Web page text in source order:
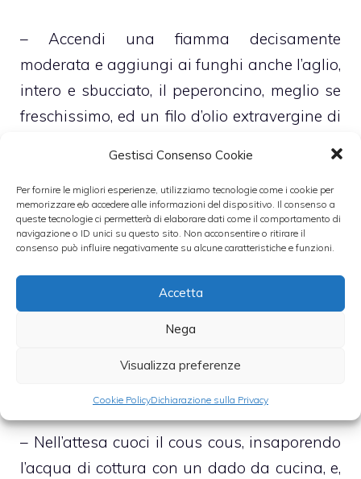
Gestisci Consenso Cookie
Per fornire le migliori esperienze, utilizziamo tecnologie come i cookie per
memorizzare e/o accedere alle informazioni del dispositivo. Il consenso a
queste tecnologie ci permetterà di elaborare dati come il comportamento di
navigazione o ID unici su questo sito. Non acconsentire o ritirare il
consenso può influire negativamente su alcune caratteristiche e funzioni.
Accetta
Nega
Visualizza preferenze
Cookie PolicyDichiarazione sulla Privacy
– Accendi una fiamma decisamente
moderata e aggiungi ai funghi anche l’aglio,
intero e sbucciato, il peperoncino, meglio se
freschissimo, ed un filo d’olio extravergine di
– Lascia insaporire il tutto per diversi minuti,
sempre a fuoco molto lento, dunque
aggiungi al condimento, per dargli maggior
un pizzico di sale ed una spolverata di
– Lascia cuocere il tutto, dunque, sino a che i
funghi non saranno perfettamente pronti
– Nell’attesa cuoci il cous cous, insaporendo
l’acqua di cottura con un dado da cucina, e,